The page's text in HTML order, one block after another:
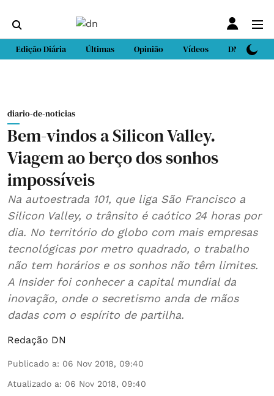
Edição Diária Últimas Opinião Vídeos DN Sport
diario-de-noticias
Bem-vindos a Silicon Valley.
Viagem ao berço dos sonhos
impossíveis
Na autoestrada 101, que liga São Francisco a
Silicon Valley, o trânsito é caótico 24 horas por
dia. No território do globo com mais empresas
tecnológicas por metro quadrado, o trabalho
não tem horários e os sonhos não têm limites.
A Insider foi conhecer a capital mundial da
inovação, onde o secretismo anda de mãos
dadas com o espírito de partilha.
Redação DN
Publicado a: 06 Nov 2018, 09:40
Atualizado a: 06 Nov 2018, 09:40